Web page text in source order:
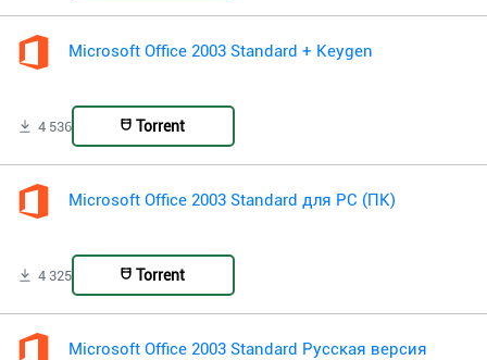
Microsoft Office 2003 Standard + Keygen
4 536 Torrent
Microsoft Office 2003 Standard для PC (ПК)
4 325 Torrent
Microsoft Office 2003 Standard Русская версия